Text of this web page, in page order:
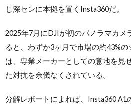
じ深センに本拠を置くInsta360だ。
2025年7月にDJIが初のパノラマカメ
ると、わずか3ヶ月で市場の約43%
は、専業メーカーとしての意地を見
た対抗を余儀なくされている。
分解レポートによれば、Insta360 A1